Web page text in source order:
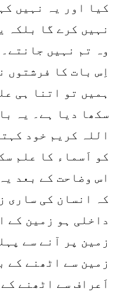
کیا اور یہ نہیں
نہیں کرے گا بلکہ
وہ تم نہیں جانتے۔
اِس بات کا فرشتوں
ہمیں تو اتنا ہی
سکھا دیا ہے۔ یہ
اللہ کریم خود
کو اَسماء کا علم
اس وضاحت کے بعد
کہ انسان کی ساری
داخلی ہو زمین کے
زمین پر آنے سے
زمین سے اٹھنے کے
اَعراف سے اٹھنے